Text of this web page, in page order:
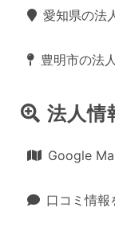
愛知県の法
豊明市の法
法人情
Google
口コミ情報